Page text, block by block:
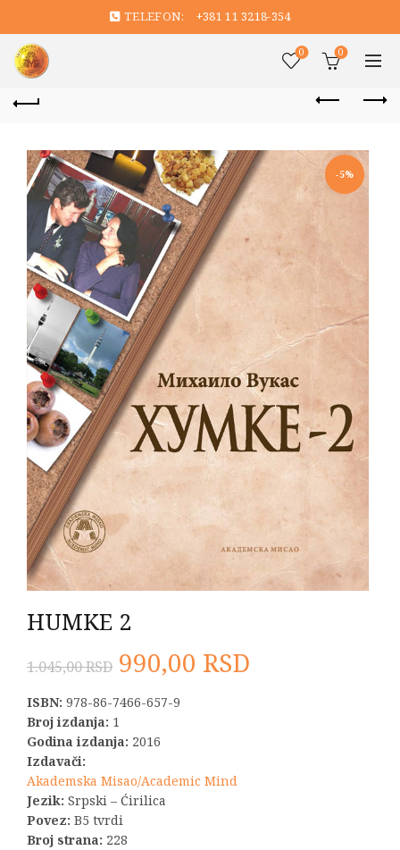
TELEFON: +381 11 3218-354
0 0
-5%
HUMKE 2
1.045,00RSD Originalna
cena
je
bila:
1.045,00 RSD.
990,00 RSD
ISBN: 978-86-7466-657-9
Broj izdanja: 1
Godina izdanja: 2016
Izdavači:
Akademska Misao/Academic Mind
Jezik: Srpski – Ćirilica
Povez: B5 tvrdi
Broj strana: 228